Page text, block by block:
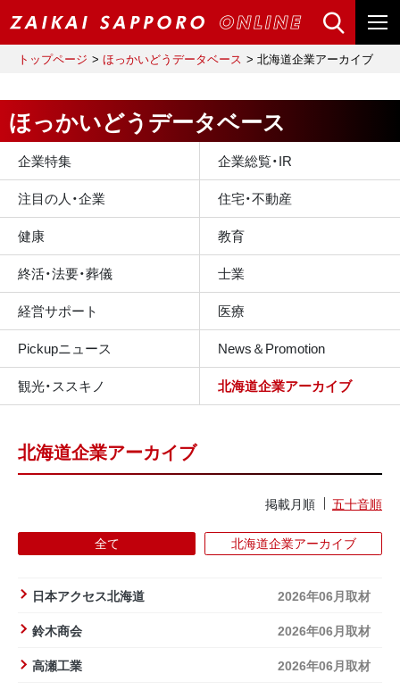
トップページ ほっかいどうデータベース 北海道企業アーカイブ
ほっかいどうデータベース
企業特集
企業総覧・IR
注目の人・企業
住宅・不動産
健康
教育
終活・法要・葬儀
士業
経営サポート
医療
Pickupニュース
News＆Promotion
観光・ススキノ
北海道企業アーカイブ
北海道企業アーカイブ
掲載月順 五十音順
全て 北海道企業アーカイブ
日本アクセス北海道
2026年06月取材
鈴木商会
2026年06月取材
高瀬工業
2026年06月取材